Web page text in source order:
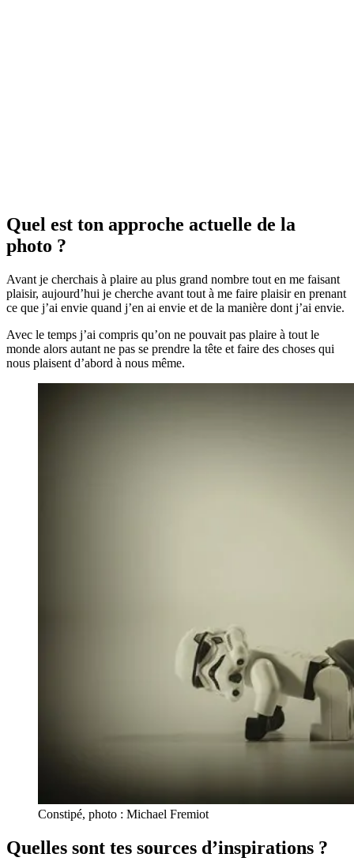
Quel est ton approche actuelle de la
photo ?
Avant je cherchais à plaire au plus grand nombre tout en me faisant
plaisir, aujourd’hui je cherche avant tout à me faire plaisir en prenant
ce que j’ai envie quand j’en ai envie et de la manière dont j’ai envie.
Avec le temps j’ai compris qu’on ne pouvait pas plaire à tout le
monde alors autant ne pas se prendre la tête et faire des choses qui
nous plaisent d’abord à nous même.
Constipé, photo : Michael Fremiot
Quelles sont tes sources d’inspirations ?